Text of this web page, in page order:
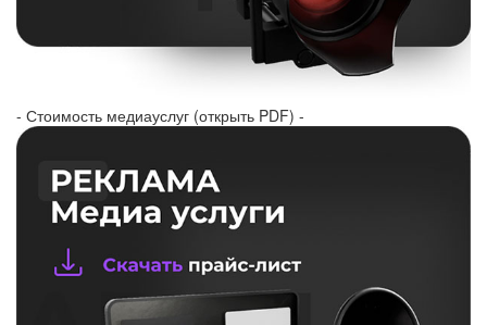
- Стоимость медиауслуг (открыть PDF) -